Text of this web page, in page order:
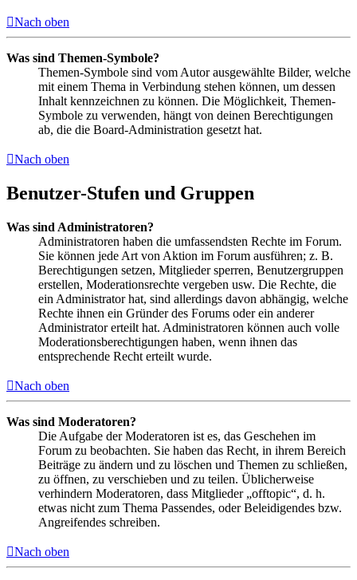
Nach oben
Was sind Themen-Symbole?
Themen-Symbole sind vom Autor ausgewählte Bilder, welche
mit einem Thema in Verbindung stehen können, um dessen
Inhalt kennzeichnen zu können. Die Möglichkeit, Themen-
Symbole zu verwenden, hängt von deinen Berechtigungen
ab, die die Board-Administration gesetzt hat.
Nach oben
Benutzer-Stufen und Gruppen
Was sind Administratoren?
Administratoren haben die umfassendsten Rechte im Forum.
Sie können jede Art von Aktion im Forum ausführen; z. B.
Berechtigungen setzen, Mitglieder sperren, Benutzergruppen
erstellen, Moderationsrechte vergeben usw. Die Rechte, die
ein Administrator hat, sind allerdings davon abhängig, welche
Rechte ihnen ein Gründer des Forums oder ein anderer
Administrator erteilt hat. Administratoren können auch volle
Moderationsberechtigungen haben, wenn ihnen das
entsprechende Recht erteilt wurde.
Nach oben
Was sind Moderatoren?
Die Aufgabe der Moderatoren ist es, das Geschehen im
Forum zu beobachten. Sie haben das Recht, in ihrem Bereich
Beiträge zu ändern und zu löschen und Themen zu schließen,
zu öffnen, zu verschieben und zu teilen. Üblicherweise
verhindern Moderatoren, dass Mitglieder „offtopic“, d. h.
etwas nicht zum Thema Passendes, oder Beleidigendes bzw.
Angreifendes schreiben.
Nach oben